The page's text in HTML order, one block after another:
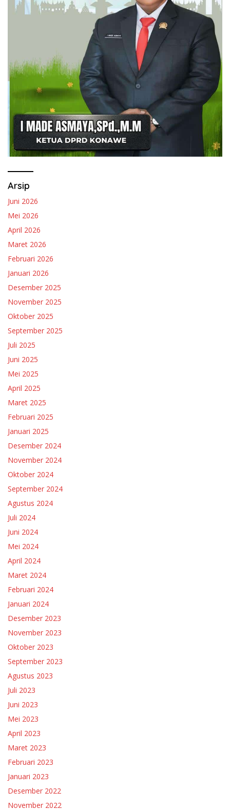
Arsip
Juni 2026
Mei 2026
April 2026
Maret 2026
Februari 2026
Januari 2026
Desember 2025
November 2025
Oktober 2025
September 2025
Juli 2025
Juni 2025
Mei 2025
April 2025
Maret 2025
Februari 2025
Januari 2025
Desember 2024
November 2024
Oktober 2024
September 2024
Agustus 2024
Juli 2024
Juni 2024
Mei 2024
April 2024
Maret 2024
Februari 2024
Januari 2024
Desember 2023
November 2023
Oktober 2023
September 2023
Agustus 2023
Juli 2023
Juni 2023
Mei 2023
April 2023
Maret 2023
Februari 2023
Januari 2023
Desember 2022
November 2022